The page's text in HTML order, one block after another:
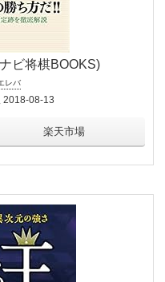
ビ将棋BOOKS)
レバ
2018-08-13
楽天市場